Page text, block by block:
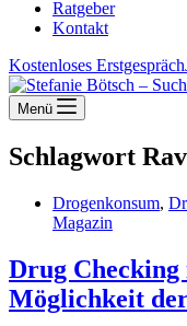
Ratgeber
Kontakt
Kostenloses Erstgespräch
Menü
Schlagwort
Drogenkonsum,
Magazin
Drug Checking
Möglichkeit